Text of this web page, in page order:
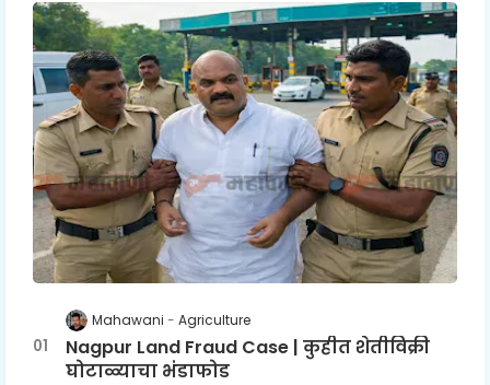
Mahawani Agriculture
Nagpur Land Fraud Case | कुहीत शेतीविक्री
घोटाळ्याचा भंडाफोड